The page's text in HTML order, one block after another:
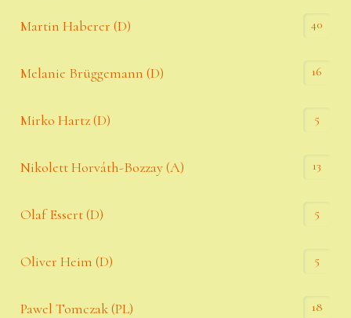
Martin Haberer (D) 40
Melanie Brüggemann (D) 16
Mirko Hartz (D) 5
Nikolett Horváth-Bozzay (A) 13
Olaf Essert (D) 5
Oliver Heim (D) 5
Pawel Tomczak (PL) 18